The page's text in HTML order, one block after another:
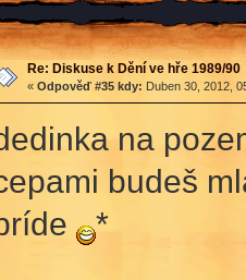
Re: Diskuse k Dění ve hře 1989/90
« Odpověď #35 kdy: Duben 30, 2012,
na
budeš
*